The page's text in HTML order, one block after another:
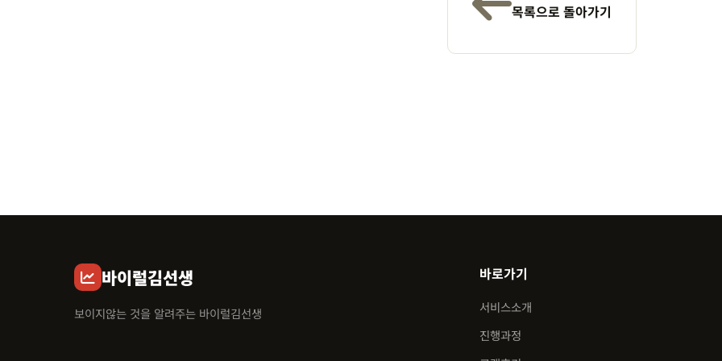
목록으로 돌아가기
바이럴김선생
보이지않는 것을 알려주는 바이럴김선생
바로가기
서비스소개
진행과정